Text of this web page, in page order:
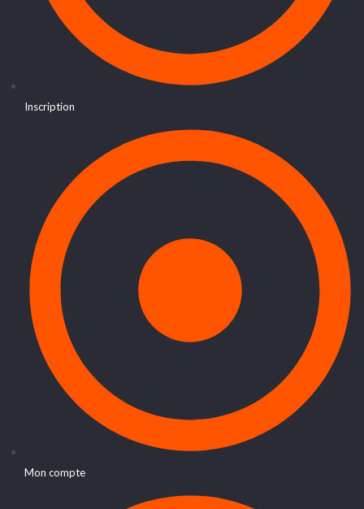
Inscription
Mon compte